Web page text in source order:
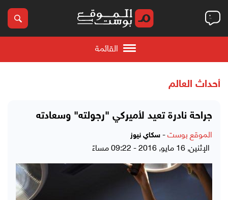
القائمة
أحداث العالم
جراحة نادرة تعيد لأميركي "رجولته" وسعادته
الموقع بوست- سكاي نيوز
الإثنين, 16 مايو, 2016 - 09:22 مساءً